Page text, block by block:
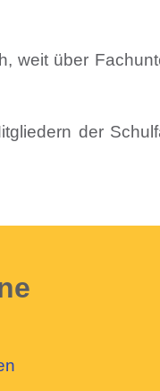
weit über
der